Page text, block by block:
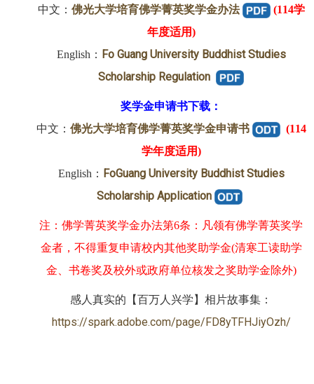
中文： 佛光大学培育佛学菁英奖学金办法
(114学
年度适用)
English： Fo Guang University Buddhist Studies
Scholarship Regulation
奖学金申请书下载：
中文： 佛光大学培育佛学菁英奖学金申请书
(114
学年度适用)
English： FoGuang University Buddhist Studies
Scholarship Application
注：佛学菁英奖学金办法第6条：凡领有佛学菁英奖学
金者，不得重复申请校内其他奖助学金(清寒工读助学
金、书卷奖及校外或政府单位核发之奖助学金除外)
感人真实的【百万人兴学】相片故事集：
https://spark.adobe.com/page/FD8yTFHJiyOzh/